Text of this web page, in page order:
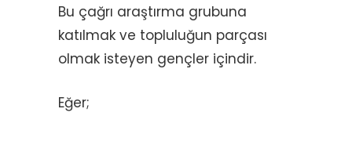
Bu çağrı araştırma grubuna
katılmak ve topluluğun parçası
olmak isteyen gençler içindir.
Eğer;